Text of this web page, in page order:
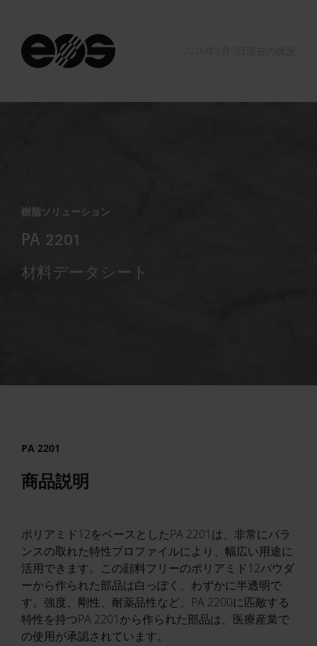
樹脂ソリューション
PA 2201
材料データシート
PA 2201
商品説明
ポリアミド12をベースとしたPA 2201は、非常にバラ
ンスの取れた特性プロファイルにより、幅広い用途に
活用できます。この顔料フリーのポリアミド12パウダ
ーから作られた部品は白っぽく、わずかに半透明で
す。強度、剛性、耐薬品性など、PA 2200に匹敵する
特性を持つPA 2201から作られた部品は、医療産業で
の使用が承認されています。